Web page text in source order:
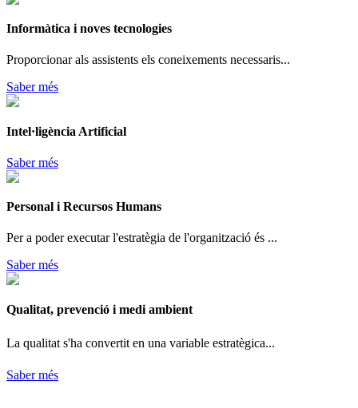
Informàtica i noves tecnologies
Proporcionar als assistents els coneixements necessaris...
Saber més
Intel·ligència Artificial
Saber més
Personal i Recursos Humans
Per a poder executar l'estratègia de l'organització és ...
Saber més
Qualitat, prevenció i medi ambient
La qualitat s'ha convertit en una variable estratègica...
Saber més